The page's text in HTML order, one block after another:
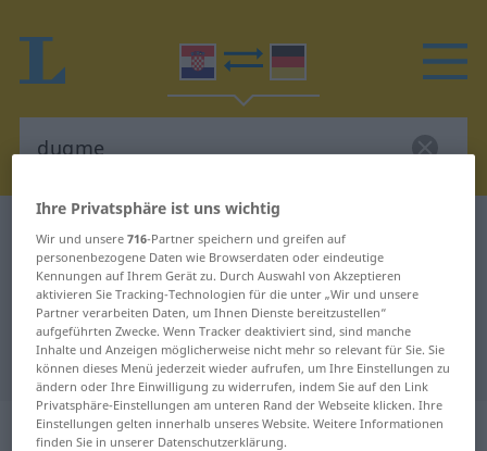
Kroatisch-Deutsch Wörterbuch dugme
Kroatisch-Deutsch Übersetzung für
"dugme"
"dugme" Deutsch Übersetzung
„dugme“
Ihre Privatsphäre ist uns wichtig
Wir und unsere716-Partner speichern und greifen auf
personenbezogene Daten wie Browserdaten oder eindeutige
Kennungen auf Ihrem Gerät zu. Durch Auswahl von Akzeptieren
aktivieren Sie Tracking-Technologien für die unter „Wir und unsere
Partner verarbeiten Daten, um Ihnen Dienste bereitzustellen“
aufgeführten Zwecke. Wenn Tracker deaktiviert sind, sind manche
Inhalte und Anzeigen möglicherweise nicht mehr so relevant für Sie. Sie
können dieses Menü jederzeit wieder aufrufen, um Ihre Einstellungen zu
ändern oder Ihre Einwilligung zu widerrufen, indem Sie auf den Link
Privatsphäre-Einstellungen am unteren Rand der Webseite klicken. Ihre
Einstellungen gelten innerhalb unseres Website. Weitere Informationen
finden Sie in unserer Datenschutzerklärung.